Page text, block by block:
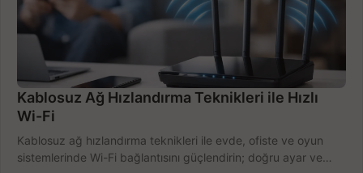
Kablosuz Ağ Hızlandırma Teknikleri ile Hızlı
Wi-Fi
Kablosuz ağ hızlandırma teknikleri ile evde, ofiste ve oyun
sistemlerinde Wi-Fi bağlantısını güçlendirin; doğru ayar ve